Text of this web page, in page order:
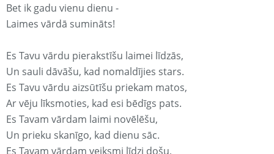
Bet ik gadu vienu dienu -
Laimes vārdā sumināts!
Es Tavu vārdu pierakstīšu laimei līdzās,
Un sauli dāvāšu, kad nomaldījies stars.
Es Tavu vārdu aizsūtīšu priekam matos,
Ar vēju līksmoties, kad esi bēdīgs pats.
Es Tavam vārdam laimi novēlēšu,
Un prieku skanīgo, kad dienu sāc.
Es Tavam vārdam veiksmi līdzi došu,